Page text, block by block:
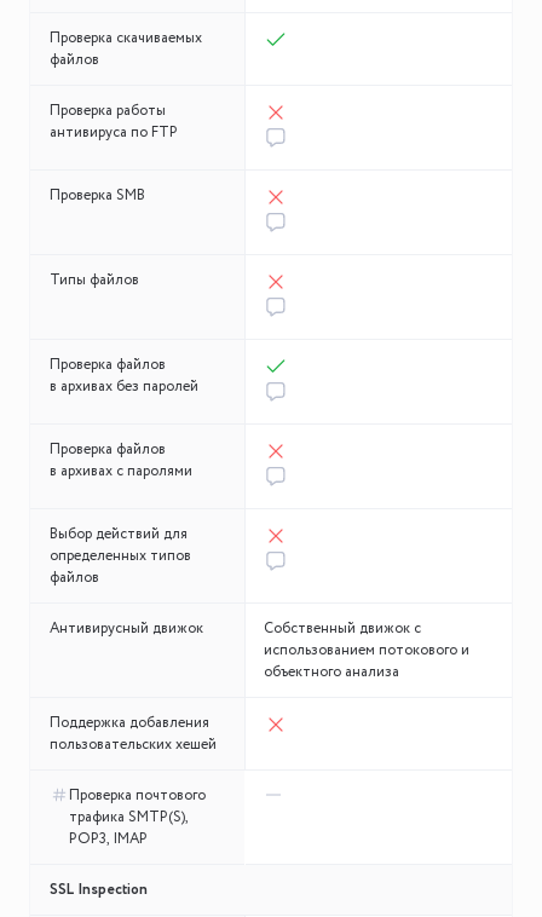
Проверка скачиваемых
файлов
Проверка работы
антивируса по FTP
Проверка SMB
Типы файлов
Проверка файлов
в архивах без паролей
Проверка файлов
в архивах с паролями
Выбор действий для
определенных типов
файлов
Антивирусный движок
Собственный движок с
использованием потокового и
объектного анализа
Поддержка добавления
пользовательских хешей
Проверка почтового
трафика SMTP(S),
POP3, IMAP
SSL Inspection